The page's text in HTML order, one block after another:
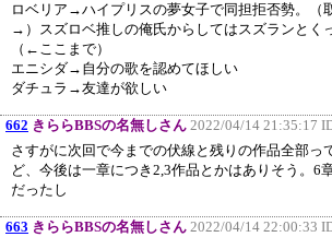
ロベリア→ハイプリスの夢女子で同担拒否勢。（
→）スズロベ推しの俺氏からしてはスズランとく
（←ここまで）
エニシダ→自分の歌を認めてほしい
ダチュラ→友達が欲しい
662 きららBBSの名無しさん 2022/04/14 21:35:17
さすがに次回で今までの伏線と残りの作品全部っ
ど、今後は一章につき2,3作品とかはありそう。6
だったし
663 きららBBSの名無しさん 2022/04/14 22:00:33